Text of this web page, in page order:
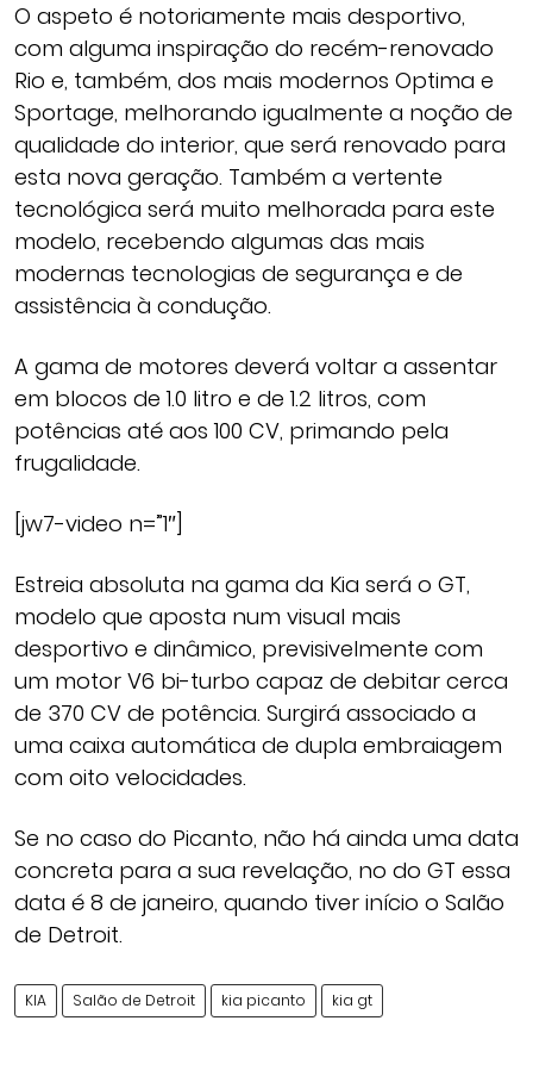
O aspeto é notoriamente mais desportivo,
com alguma inspiração do recém-renovado
Rio e, também, dos mais modernos Optima e
Sportage, melhorando igualmente a noção de
qualidade do interior, que será renovado para
esta nova geração. Também a vertente
tecnológica será muito melhorada para este
modelo, recebendo algumas das mais
modernas tecnologias de segurança e de
assistência à condução.
A gama de motores deverá voltar a assentar
em blocos de 1.0 litro e de 1.2 litros, com
potências até aos 100 CV, primando pela
frugalidade.
[jw7-video n=”1″]
Estreia absoluta na gama da Kia será o GT,
modelo que aposta num visual mais
desportivo e dinâmico, previsivelmente com
um motor V6 bi-turbo capaz de debitar cerca
de 370 CV de potência. Surgirá associado a
uma caixa automática de dupla embraiagem
com oito velocidades.
Se no caso do Picanto, não há ainda uma data
concreta para a sua revelação, no do GT essa
data é 8 de janeiro, quando tiver início o Salão
de Detroit.
KIA Salão de Detroit kia picanto kia gt